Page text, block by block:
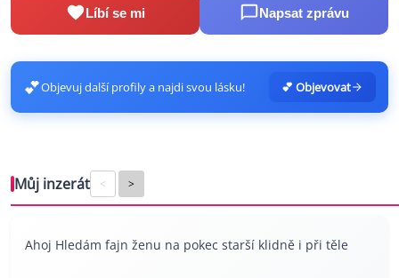
Líbí se mi Napsat zprávu
💕Objevuj další profily a najdi svou lásku! 💕 Objevovat
Můj inzerát < >
Ahoj Hledám fajn ženu na pokec starší klidně i při těle